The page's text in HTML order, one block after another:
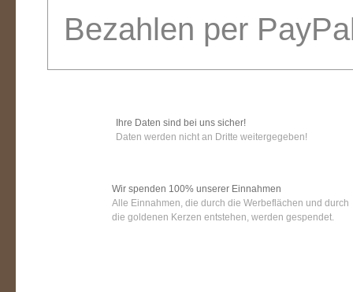
Bezahlen per
Ihre Daten sind bei uns sicher!
Daten werden nicht an Dritte weitergegeben!
Wir spenden 100% unserer Einnahmen
Alle Einnahmen, die durch die Werbeflächen und durch
die goldenen Kerzen entstehen, werden gespendet.